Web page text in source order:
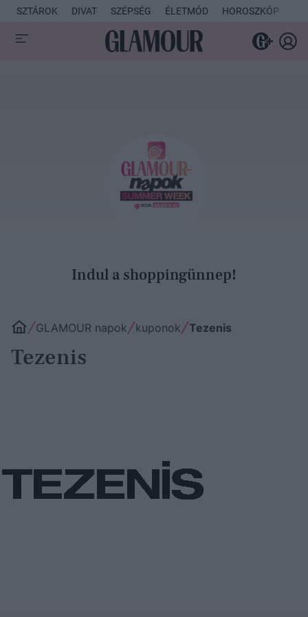
SZTÁROK DIVAT SZÉPSÉG ÉLETMÓD HOROSZKÓP
Indul a shoppingünnep!
GLAMOUR napok kuponok Tezenis
Tezenis